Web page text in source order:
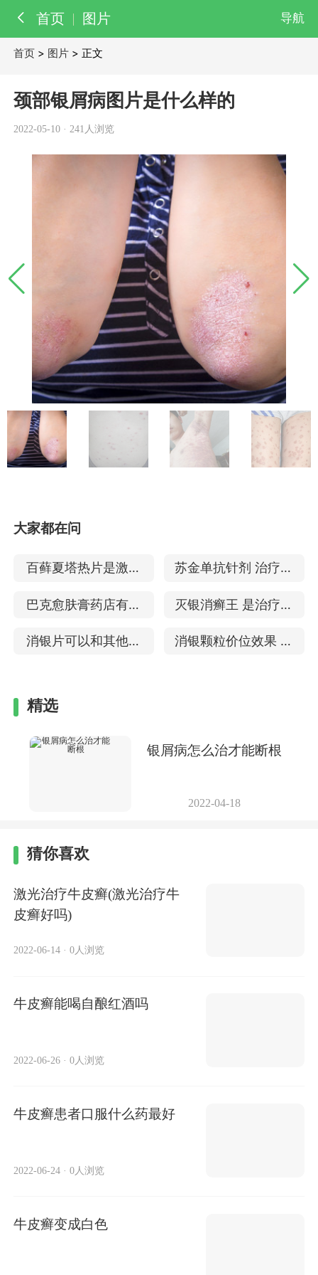
首页 图片 导航
首页 > 图片 > 正文
颈部银屑病图片是什么样的
2022-05-10 · 241人浏览
大家都在问
百藓夏塔热片是激素
吗 治疗银屑病怎么样
苏金单抗针剂 治疗银
屑病见效怎么样
巴克愈肤膏药店有卖
吗 治疗银屑病的效果
灭银消癣王 是治疗银
屑病的中药吗
消银片可以和其他药
有副作用吗
消银颗粒价位效果 治
精选
银屑病怎么治才能断根
2022-04-18
猜你喜欢
激光治疗牛皮癣(激光治疗牛
皮癣好吗)
2022-06-14 · 0人浏览
牛皮癣能喝自酿红酒吗
2022-06-26 · 0人浏览
牛皮癣患者口服什么药最好
2022-06-24 · 0人浏览
牛皮癣变成白色